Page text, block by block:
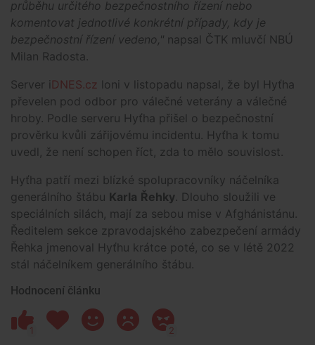
průběhu určitého bezpečnostního řízení nebo
komentovat jednotlivé konkrétní případy, kdy je
bezpečnostní řízení vedeno," napsal ČTK mluvčí NBÚ
Milan Radosta.
Server i DNES.cz loni v listopadu napsal, že byl Hyťha
převelen pod odbor pro válečné veterány a válečné
hroby. Podle serveru Hyťha přišel o bezpečnostní
prověrku kvůli zářijovému incidentu. Hyťha k tomu
uvedl, že není schopen říct, zda to mělo souvislost.
Hyťha patří mezi blízké spolupracovníky náčelníka
generálního štábu Karla Řehky. Dlouho sloužili ve
speciálních silách, mají za sebou mise v Afghánistánu.
Ředitelem sekce zpravodajského zabezpečení armády
Řehka jmenoval Hyťhu krátce poté, co se v létě 2022
stál náčelníkem generálního štábu.
Hodnocení článku
1 2